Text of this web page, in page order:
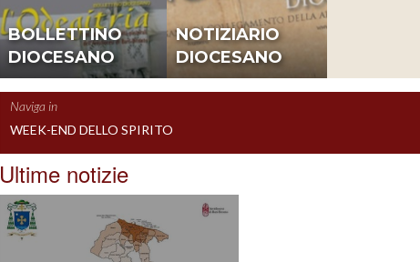
BOLLETTINO
DIOCESANO
NOTIZIARIO
DIOCESANO
Naviga in
WEEK-END DELLO SPIRITO
Ultime notizie